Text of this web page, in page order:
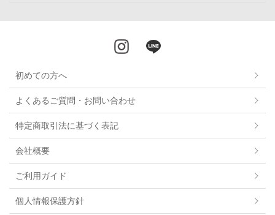
初めての方へ
よくあるご質問・お問い合わせ
特定商取引法に基づく表記
会社概要
ご利用ガイド
個人情報保護方針